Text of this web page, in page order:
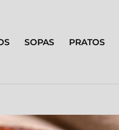
SOPAS PRATOS